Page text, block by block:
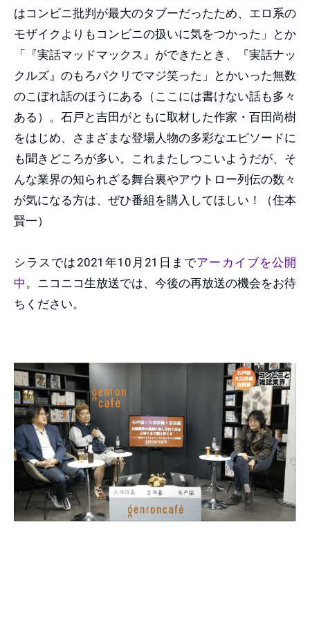
はコンビニ批判が最大のタブーだったため、エロ系の
モザイクよりもコンビニの扱いに気をつかった」とか
「『実話マッドマックス』ができたとき、『実話ナッ
クルズ』のもろパクリでマジ笑った」とかいった無数
のこぼれ話のほうにある（ここには書けない話も多々
ある）。石戸と吉田がともに取材した作家・百田尚樹
をはじめ、さまざまな登場人物の多彩なエピソードに
も聞きどころが多い。これまたしつこいようだが、そ
んな業界の知られざる舞台裏やアウトロー列伝の数々
が気になる方は、ぜひ番組を購入してほしい！（住本
賢一）
シラスでは2021年10月21日までアーカイブを公開
中 。ニコニコ生放送では、今後の再放送の機会をお待
ちください。